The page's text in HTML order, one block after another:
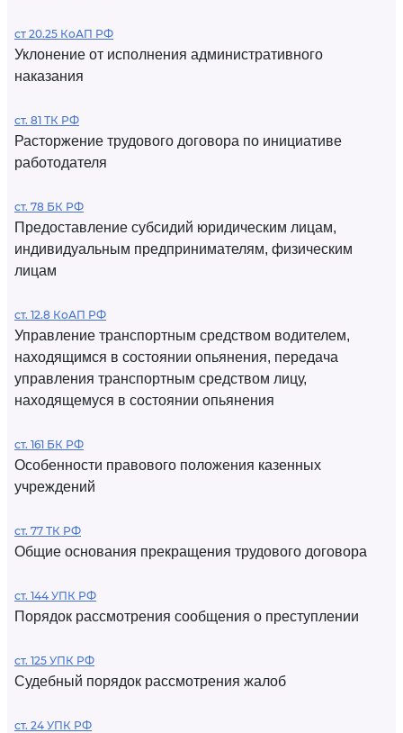
ст 20.25 КоАП РФ
Уклонение от исполнения административного
наказания
ст. 81 ТК РФ
Расторжение трудового договора по инициативе
работодателя
ст. 78 БК РФ
Предоставление субсидий юридическим лицам,
индивидуальным предпринимателям, физическим
лицам
ст. 12.8 КоАП РФ
Управление транспортным средством водителем,
находящимся в состоянии опьянения, передача
управления транспортным средством лицу,
находящемуся в состоянии опьянения
ст. 161 БК РФ
Особенности правового положения казенных
учреждений
ст. 77 ТК РФ
Общие основания прекращения трудового договора
ст. 144 УПК РФ
Порядок рассмотрения сообщения о преступлении
ст. 125 УПК РФ
Судебный порядок рассмотрения жалоб
ст. 24 УПК РФ